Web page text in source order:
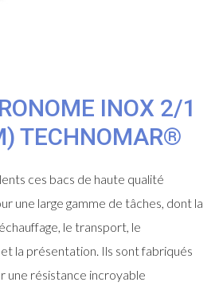
INOX 2/1
TECHNOMAR®
ces bacs de haute qualité
une large gamme de tâches, dont la
le transport, le
la présentation. Ils sont fabriqués
une résistance incroyable